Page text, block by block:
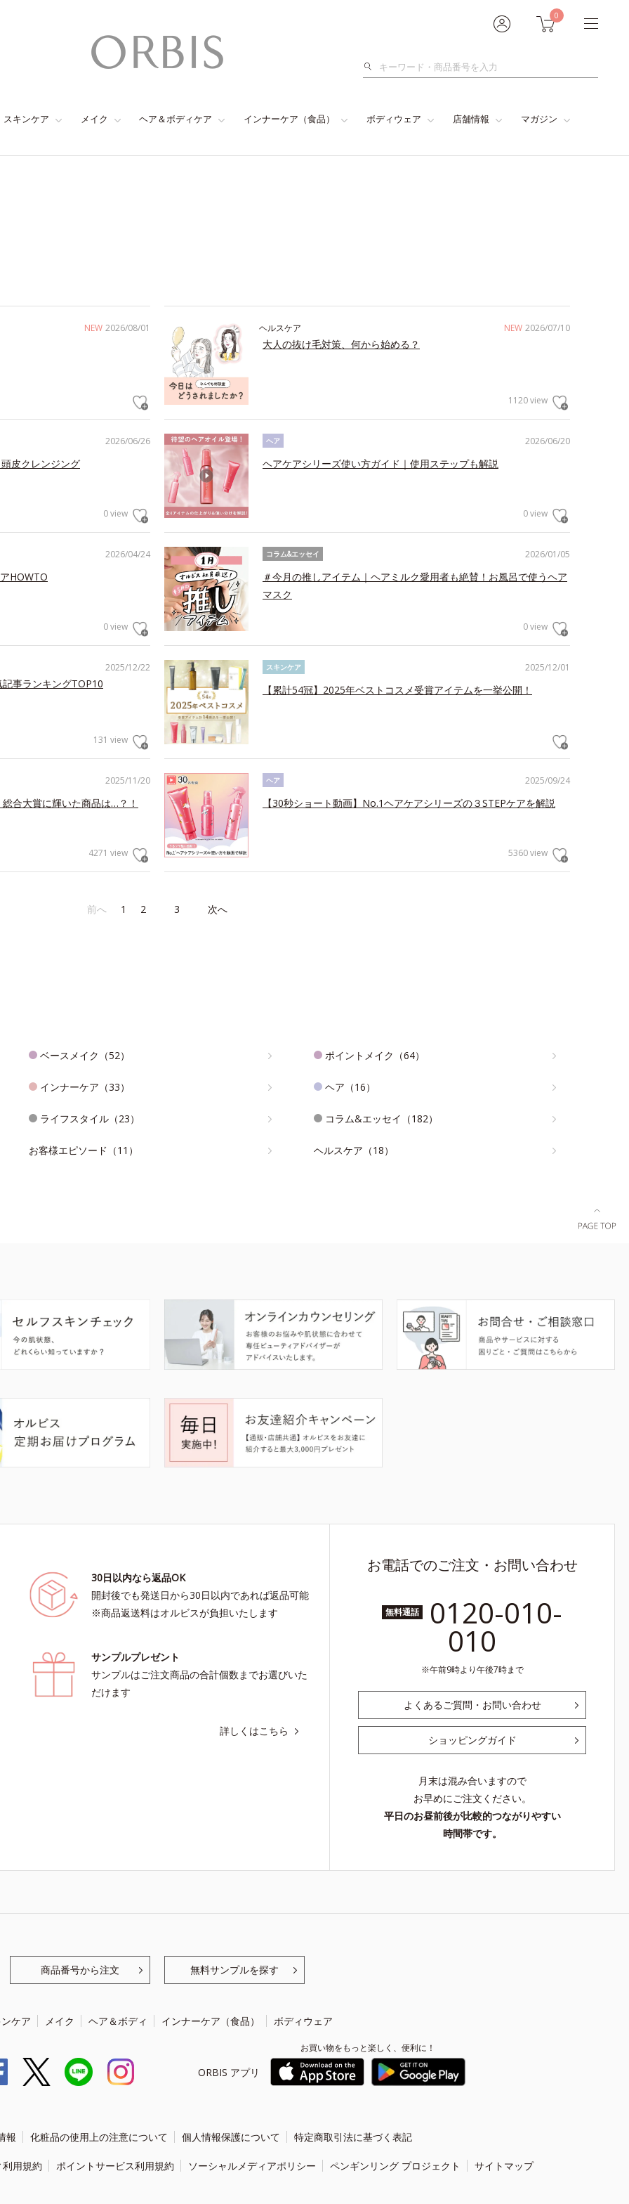
0
検
スキンケア メイク ヘア＆ボディケア インナーケア（食品） ボディウェア 店舗情報 マガジン
NEW 2026/08/01 NEW 2026/07/10
ヘルスケア
大人の抜け毛対策、何から始める？
1120 view
2026/06/26
皮クレンジング
0 view
2026/06/20
ヘア
ヘアケアシリーズ使い方ガイド｜使用ステップも解説
0 view
2026/04/24
HOWTO
0 view
2026/01/05
コラム&エッセイ
＃今月の推しアイテム｜ヘアミルク愛用者も絶賛！お風呂で使うヘア
マスク
0 view
2025/12/22
事ランキングTOP10
131 view
2025/12/01
スキンケア
【累計54冠】2025年ベストコスメ受賞アイテムを一挙公開！
2025/11/20
合大賞に輝いた商品は…？！
4271 view
2025/09/24
ヘア
【30秒ショート動画】No.1ヘアケアシリーズの３STEPケアを解説
5360 view
前へ 1 2 3 次へ
ベースメイク（52） ポイントメイク（64）
インナーケア（33） ヘア（16）
ライフスタイル（23） コラム&エッセイ（182）
お客様エピソード（11） ヘルスケア（18）
30日以内なら返品OK
開封後でも発送日から30日以内であれば返品可能
※商品返送料はオルビスが負担いたします
サンプルプレゼント
サンプルはご注文商品の合計個数までお選びいた
だけます
詳しくはこちら
お電話でのご注文・お問い合わせ
無料通話 0120-010-
010
午前9時より午後7時まで
よくあるご質問・お問い合わせ
ショッピングガイド
月末は混み合いますので
お早めにご注文ください。
平日のお昼前後が比較的つながりやすい
時間帯です。
商品番号から注文 無料サンプルを探す
ケア メイク ヘア＆ボディ インナーケア（食品） ボディウェア
ORBIS アプリ
お買い物をもっと楽しく、便利に！
報 化粧品の使用上の注意について 個人情報保護について 特定商取引法に基づく表記
用規約 ポイントサービス利用規約 ソーシャルメディアポリシー ペンギンリング プロジェクト サイトマップ